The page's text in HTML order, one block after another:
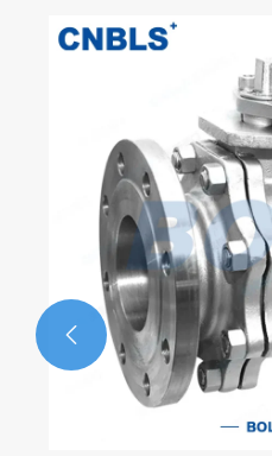
Válvulas de retenção
aço inoxidável GB
Veja mais >>
